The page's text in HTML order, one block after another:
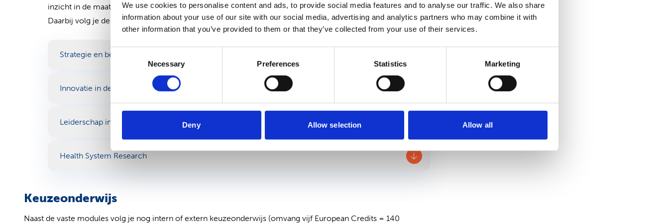
We use cookies to personalise content and ads, to provide social media features and to analyse our traffic. We also share
information about your use of our site with our social media, advertising and analytics partners who may combine it with
other information that you’ve provided to them or that they’ve collected from your use of their services.
Consent
Necessary Preferences Statistics Marketing
Deny Allow selection Allow all
inzicht in de maatschappelijke spelregels in andere beleidsdomeinen van de publieke dienstverlening.
Daarbij volg je de volgende modules:
Strategie en beleid in de publieke gezondheid
Innovatie in de publieke gezondheidszorg: integraal vernieuwen
Leiderschap in public health – professionele en persoonlijke groei door action learning
Health System Research
Keuzeonderwijs
Naast de vaste modules volg je nog intern of extern keuzeonderwijs (omvang vijf European Credits = 140